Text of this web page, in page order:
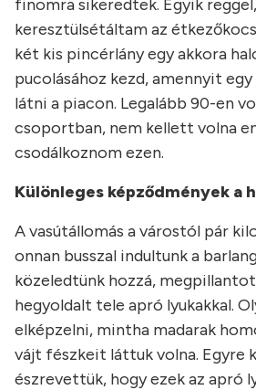
finomra sikeredtek. Egyik
keresztülsétáltam az
két kis pincérlány egy akkora
pucolásához kezd, amennyit
látni a piacon. Legalább 90-en
csoportban, nem kellett volna
csodálkoznom ezen.
Különleges képződmények a
A vasútállomás a várostól pár
onnan busszal indultunk a
közeledtünk hozzá,
hegyoldalt tele apró lyukakkal.
elképzelni, mintha madarak
vájt fészkeit láttuk volna. Egyre
észrevettük, hogy ezek az apró